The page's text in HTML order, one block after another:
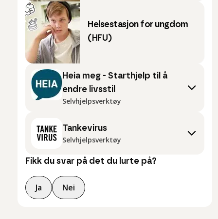
Helsestasjon for ungdom
(HFU)
Heia meg - Starthjelp til å
endre livsstil
Selvhjelpsverktøy
Tankevirus
Selvhjelpsverktøy
Fikk du svar på det du lurte på?
Ja Nei